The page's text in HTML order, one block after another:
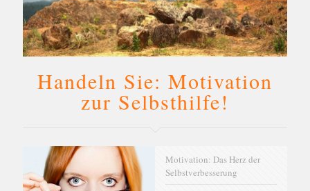
Handeln Sie: Motivation
zur Selbsthilfe!
Motivation: Das Herz der
Selbstverbesserung